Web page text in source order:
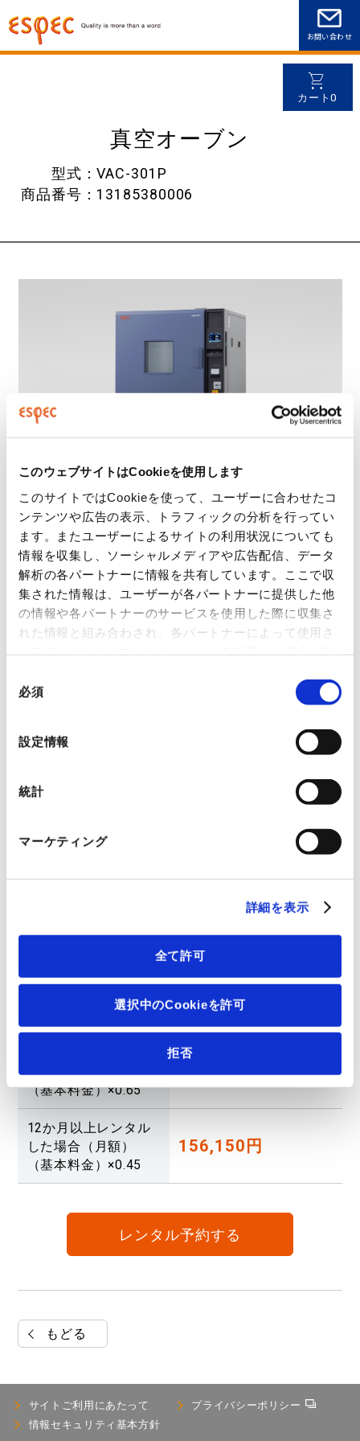
このウェブサイトはCookieを使用します
このサイトではCookieを使って、ユーザーに合わせたコ
ンテンツや広告の表示、トラフィックの分析を行ってい
ます。またユーザーによるサイトの利用状況についても
情報を収集し、ソーシャルメディアや広告配信、データ
解析の各パートナーに情報を共有しています。ここで収
集された情報は、ユーザーが各パートナーに提供した他
の情報や各パートナーのサービスを使用した際に収集さ
れた情報と組み合わされ、各パートナーによって使用さ
示されないことがあります。
> プライバシーポリシー
必須
設定情報
統計
マーケティング
詳細を表示
全て許可
選択中のCookieを許可
拒否
お問い合わせ
環境試験器 レンタル商品検索
真空オーブン
カート0
型式
VAC-301P
商品番号
13185380006
主な仕様
製造年 2023年製
温度範囲(℃) +40〜+200
湿度範囲(%rh)
外法(cm)
内法(cm)
付属オプション
電源ｹｰﾌﾞﾙ3Φ用2.5M ﾋﾟﾗﾆ真空計 電圧印加用端子4P
301 220V以下(3-4) 熱電対用端子8P 301 220V以下
(3-3) ｽﾃﾝﾚｽ棚板２組 真空ﾎﾟﾝﾌﾟ用ｵｲﾙ 温度圧力記録計
後付
レンタル料金（税別）
基本料金（月額） 347,000円
た場合（月額）
（基本料金）×0.65
225,550円
12か月以上レンタル
した場合（月額）
（基本料金）×0.45
156,150円
レンタル予約する
もどる
サイトご利用にあたって
プライバシーポリシー
情報セキュリティ基本⽅針